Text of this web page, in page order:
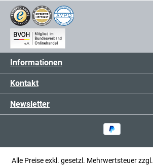
Informationen
Kontakt
Newsletter
Alle Preise exkl. gesetzl. Mehrwertsteuer zzgl.